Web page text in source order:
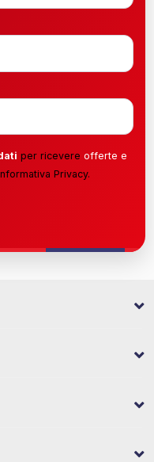
per ricevere offerte e
Privacy.